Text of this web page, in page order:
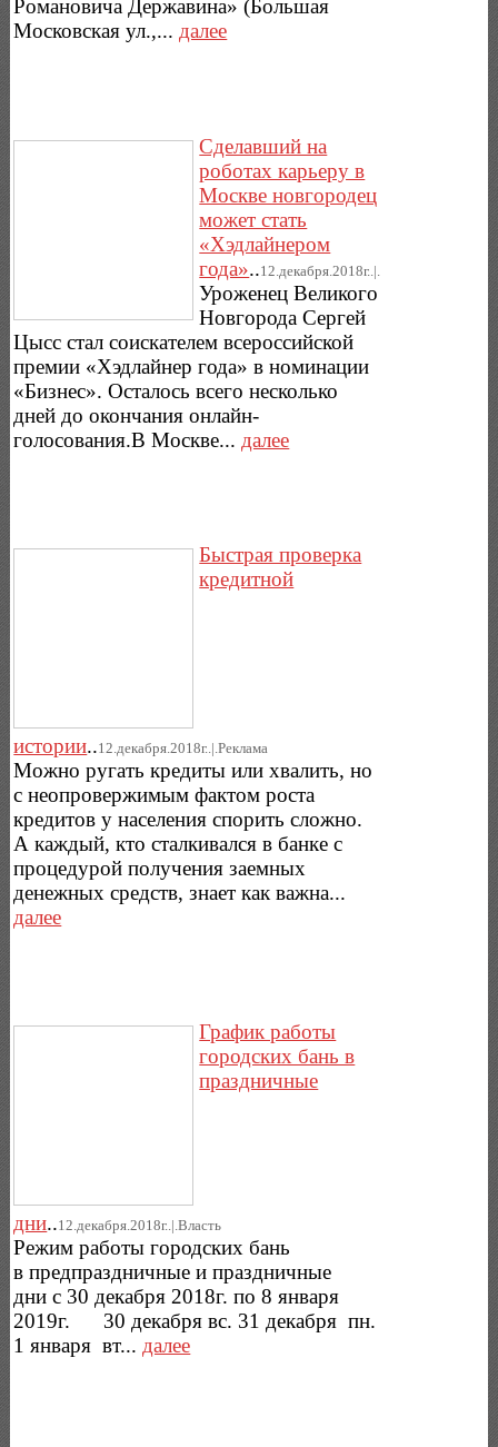
Романовича Державина» (Большая
Московская ул.,...далее
Сделавший на
роботах карьеру в
Москве новгородец
может стать
«Хэдлайнером
года»..12.декабря.2018г..|.
Уроженец Великого
Новгорода Сергей
Цысс стал соискателем всероссийской
премии «Хэдлайнер года» в номинации
«Бизнес». Осталось всего несколько
дней до окончания онлайн-
голосования.В Москве... далее
Быстрая проверка
кредитной
истории..12.декабря.2018г..|.Реклама
Можно ругать кредиты или хвалить, но
с неопровержимым фактом роста
кредитов у населения спорить сложно.
А каждый, кто сталкивался в банке с
процедурой получения заемных
денежных средств, знает как важна...
далее
График работы
городских бань в
праздничные
дни..12.декабря.2018г..|.Власть
Режим работы городских бань
в предпраздничные и праздничные
дни с 30 декабря 2018г. по 8 января
2019г. 30 декабря вc. 31 декабря пн.
1 января вт...далее